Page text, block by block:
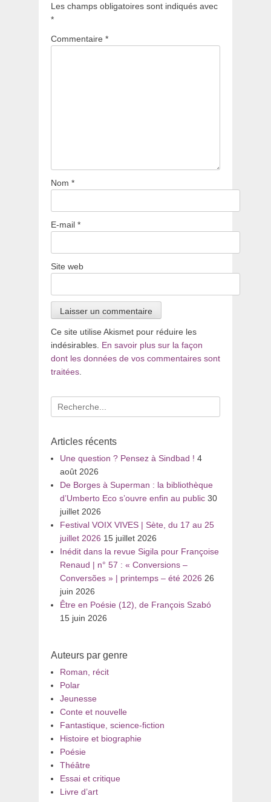
Les champs obligatoires sont indiqués avec
*
Commentaire *
Nom *
E-mail *
Site web
Ce site utilise Akismet pour réduire les
indésirables. En savoir plus sur la façon
dont les données de vos commentaires sont
traitées.
Recherche
pour
Articles récents
Une question ? Pensez à Sindbad ! 4
août 2026
De Borges à Superman : la bibliothèque
d’Umberto Eco s’ouvre enfin au public 30
juillet 2026
Festival VOIX VIVES | Sète, du 17 au 25
juillet 2026 15 juillet 2026
Inédit dans la revue Sigila pour Françoise
Renaud | n° 57 : « Conversions –
Conversões » | printemps – été 2026 26
juin 2026
Être en Poésie (12), de François Szabó
15 juin 2026
Auteurs par genre
Roman, récit
Polar
Jeunesse
Conte et nouvelle
Fantastique, science-fiction
Histoire et biographie
Poésie
Théâtre
Essai et critique
Livre d’art